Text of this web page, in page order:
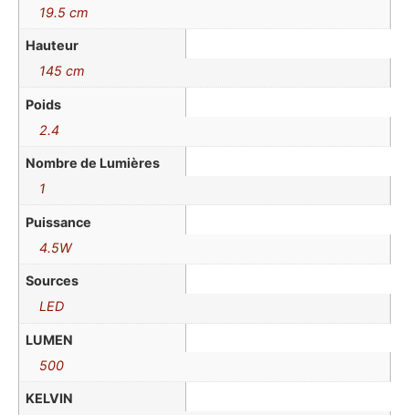
19.5 cm
Hauteur
145 cm
Poids
2.4
Nombre de Lumières
1
Puissance
4.5W
Sources
LED
LUMEN
500
KELVIN